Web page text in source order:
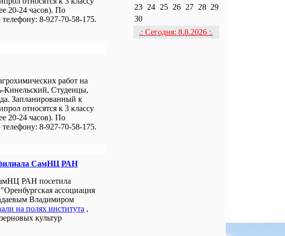
23
24 25 26 27 28 29
30
.: Сегодня: 8.8.2026 :.
20-24 часов). По
8-927-70-58-175.
работ на
Кинельский, Студенцы,
Запланированный к
относятся к 3 классу
20-24 часов). По
8-927-70-58-175.
СамНЦ РАН
РАН посетила
ассоциация
Владимиром
на полях института ,
культур